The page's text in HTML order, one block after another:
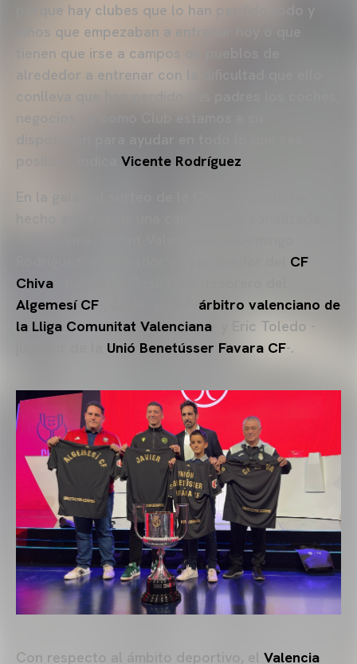
porque hay clubes que lo han perdido todo y
niños que empezaban a entrenar hoy o que
tienen que irse a campos de pueblos de
alrededor a entrenar con la dificultad que ello
conlleva que han perdido sus padres los coches,
Vicente Rodríguez
CF
Chiva
Algemesí CF
árbitro valenciano de
la Lliga Comunitat Valenciana - y Eric Toledo -
Unió Benetússer Favara CF-.
Con respecto al ámbito deportivo, el Valencia